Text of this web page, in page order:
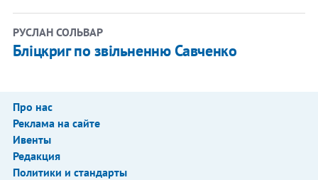
РУСЛАН СОЛЬВАР
Бліцкриг по звільненню Савченко
Про нас
Реклама на сайте
Ивенты
Редакция
Политики и стандарты